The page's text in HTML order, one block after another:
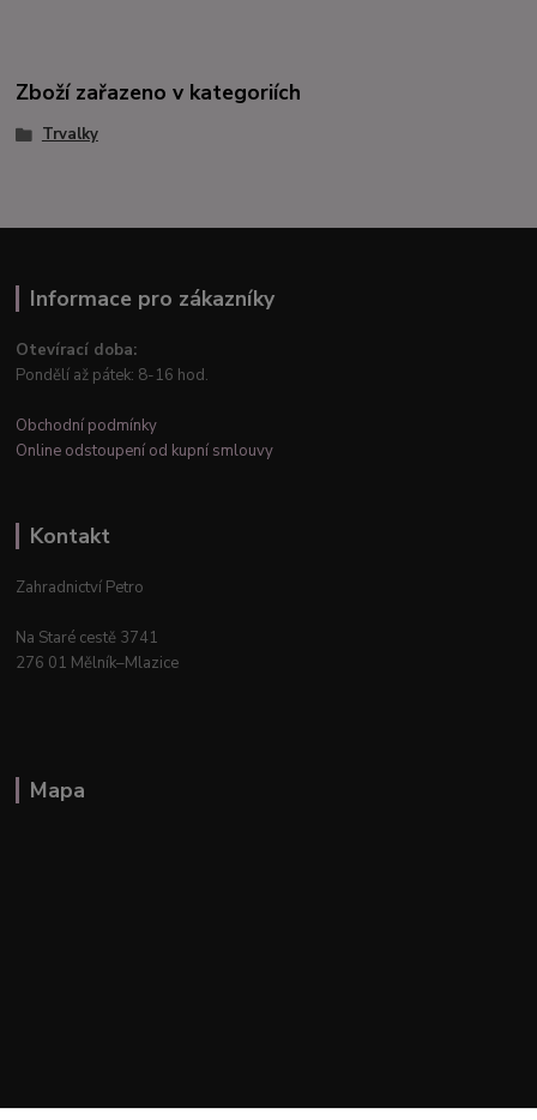
Zboží zařazeno v kategoriích
Trvalky
Informace pro zákazníky
Otevírací doba:
Pondělí až pátek: 8-16 hod.
Obchodní podmínky
Online odstoupení od kupní smlouvy
Kontakt
Zahradnictví Petro
Na Staré cestě 3741
276 01 Mělník–Mlazice
Mapa